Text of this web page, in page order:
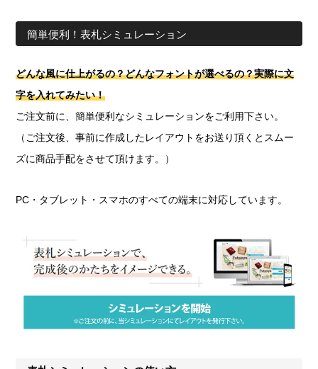
簡単便利！表札シミュレーション
どんな風に仕上がるの？どんなフォントが選べるの？実際に文
字を入れてみたい！
ご注文前に、簡単便利なシミュレーションをご利用下さい。
（ご注文後、事前に作成したレイアウトをお送り頂くとスムー
ズに商品手配をさせて頂けます。）
PC・タブレット・スマホのすべての端末に対応しています。